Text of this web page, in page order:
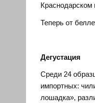
Краснодарском
Теперь от
Дегустация
Среди 24
импортных:
лошадка»,